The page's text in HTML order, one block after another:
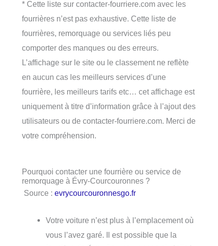
* Cette liste sur contacter-fourriere.com avec les
fourrières n’est pas exhaustive. Cette liste de
fourrières, remorquage ou services liés peu
comporter des manques ou des erreurs.
L’affichage sur le site ou le classement ne reflète
en aucun cas les meilleurs services d’une
fourrière, les meilleurs tarifs etc… cet affichage est
uniquement à titre d’information grâce à l’ajout des
utilisateurs ou de contacter-fourriere.com. Merci de
votre compréhension.
Pourquoi contacter une fourrière ou service de
remorquage à Évry-Courcouronnes ?
Source : evrycourcouronnesgo.fr
Votre voiture n’est plus à l’emplacement où
vous l’avez garé. Il est possible que la